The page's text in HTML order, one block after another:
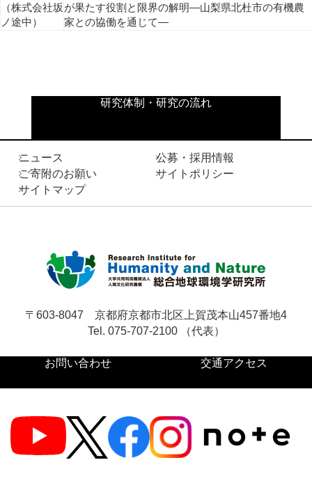
（株式会社坂
ノ途中）
が果たす役割と限界の解明―山梨県北杜市の有機農
家との協働を通じて―
研究体制・研究の流れ
ニュース
公募・採用情報
ご寄附のお願い
サイトポリシー
サイトマップ
〒603-8047 京都府京都市北区上賀茂本山457番地4
Tel. 075-707-2100 （代表）
お問い合わせ 交通アクセス